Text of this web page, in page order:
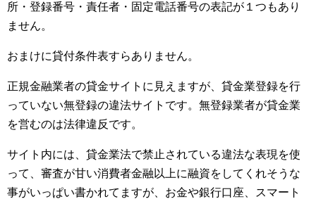
所・登録番号・責任者・固定電話番号の表記が１つもあり
ません。
おまけに貸付条件表すらありません。
正規金融業者の貸金サイトに見えますが、貸金業登録を行
っていない無登録の違法サイトです。無登録業者が貸金業
を営むのは法律違反です。
サイト内には、貸金業法で禁止されている違法な表現を使
って、審査が甘い消費者金融以上に融資をしてくれそうな
事がいっぱい書かれてますが、お金や銀行口座、スマート